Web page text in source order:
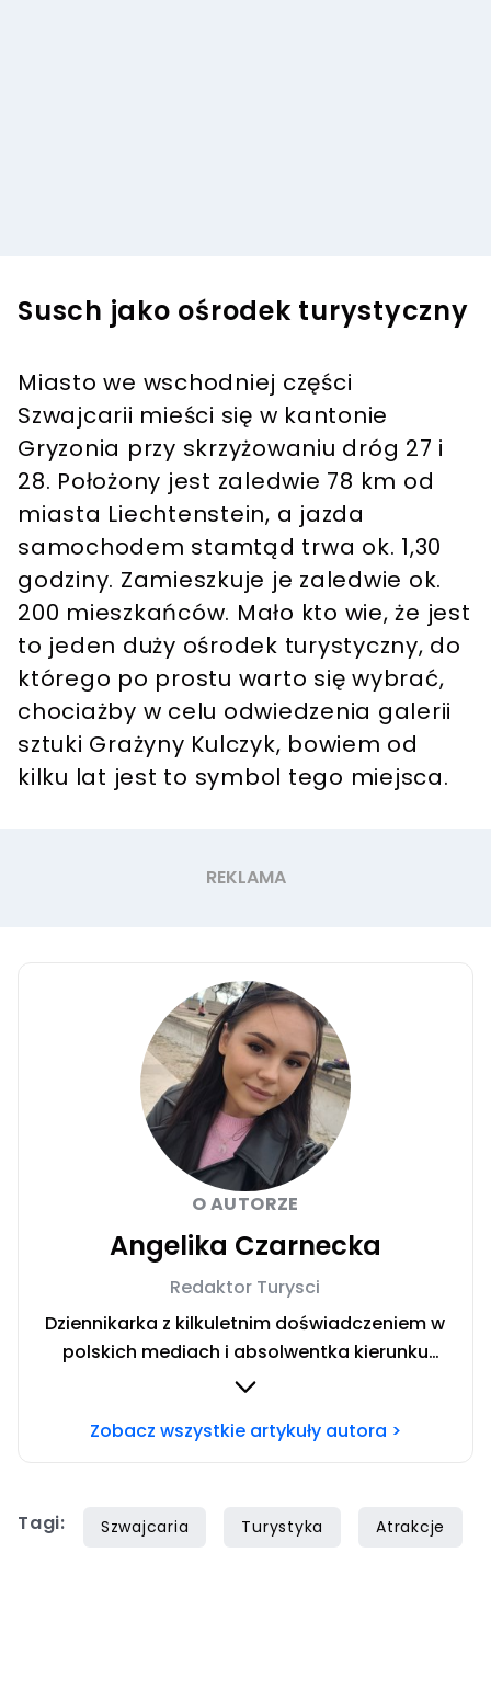
Susch jako ośrodek turystyczny
Miasto we wschodniej części
Szwajcarii mieści się w kantonie
Gryzonia przy skrzyżowaniu dróg 27 i
28. Położony jest zaledwie 78 km od
miasta Liechtenstein, a jazda
samochodem stamtąd trwa ok. 1,30
godziny. Zamieszkuje je zaledwie ok.
200 mieszkańców. Mało kto wie, że jest
to jeden duży ośrodek turystyczny, do
którego po prostu warto się wybrać,
chociażby w celu odwiedzenia galerii
sztuki Grażyny Kulczyk, bowiem od
kilku lat jest to symbol tego miejsca.
O AUTORZE
Angelika Czarnecka
Redaktor Turysci
Dziennikarka z kilkuletnim doświadczeniem w
polskich mediach i absolwentka kierunku
Dziennikarstwo i Komunikacja Społeczna w
Miłośniczka włoskich regionów. Uwielbiam
Zobacz wszystkie artykuły autora >
Tagi: Szwajcaria Turystyka Atrakcje